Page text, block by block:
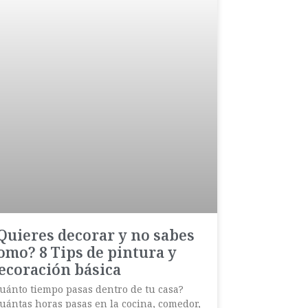
decorar y no sabes
8 Tips de pintura y
básica
tiempo pasas dentro de tu casa?
horas pasas en la cocina, comedor,